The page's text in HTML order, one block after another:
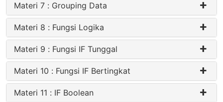
Materi 7 : Grouping Data
Materi 8 : Fungsi Logika
Materi 9 : Fungsi IF Tunggal
Materi 10 : Fungsi IF Bertingkat
Materi 11 : IF Boolean